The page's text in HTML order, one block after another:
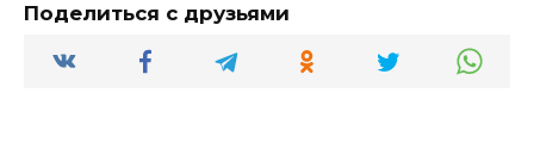
Поделиться с друзьями